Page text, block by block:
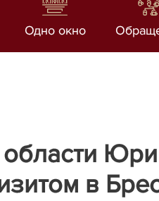
Одно окно
в